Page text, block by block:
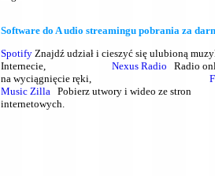
Software do Audio streamingu pobrania za
Spotify Znajdź udział i cieszyć się ulubioną
Internecie, Nexus Radio Radio
na wyciągnięcie ręki,
Music Zilla Pobierz utwory i wideo ze stron
internetowych.